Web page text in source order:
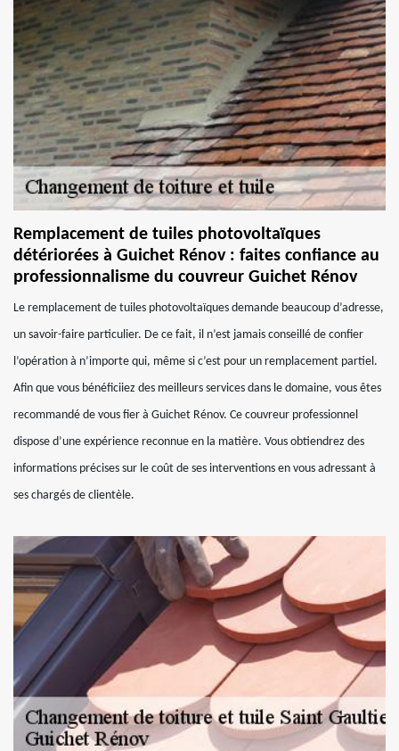
Remplacement de tuiles photovoltaïques
détériorées à Guichet Rénov : faites confiance au
professionnalisme du couvreur Guichet Rénov
Le remplacement de tuiles photovoltaïques demande beaucoup d’adresse,
un savoir-faire particulier. De ce fait, il n’est jamais conseillé de confier
l’opération à n’importe qui, même si c’est pour un remplacement partiel.
Afin que vous bénéficiiez des meilleurs services dans le domaine, vous êtes
recommandé de vous fier à Guichet Rénov. Ce couvreur professionnel
dispose d’une expérience reconnue en la matière. Vous obtiendrez des
informations précises sur le coût de ses interventions en vous adressant à
ses chargés de clientèle.